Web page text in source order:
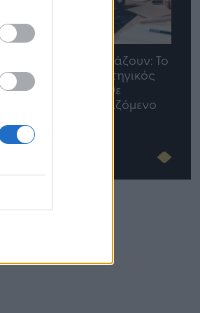
Οι προσλήψεις αλλάζουν: To
Jobfind.gr ως στρατηγικός
«σύμμαχος» για κάθε
επιχείρηση και εργαζόμενο